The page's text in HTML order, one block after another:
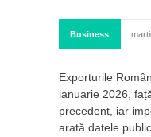
Business
Exporturile
ianuarie 2026,
precedent, iar
arată datele